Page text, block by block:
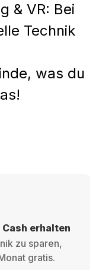
& VR: Bei
Technik
was du
erhalten
zu sparen,
gratis.